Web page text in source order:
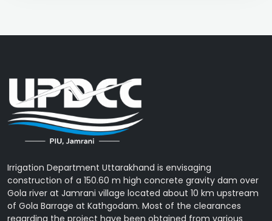
Irrigation Department Uttarakhand is envisaging
construction of a 150.60 m high concrete gravity dam over
Gola river at Jamrani village located about 10 km upstream
of Gola Barrage at Kathgodam. Most of the clearances
regarding the project have been obtained from various